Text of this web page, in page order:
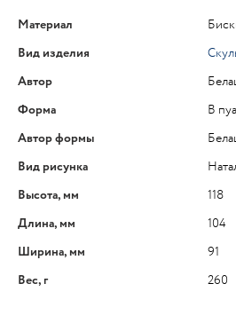
Материал
Вид изделия
Автор
Форма
В
Автор формы
Вид рисунка
Высота, мм
118
Длина, мм
104
Ширина, мм
91
Вес, г
260